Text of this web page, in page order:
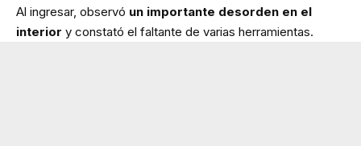
Al ingresar, observó un importante desorden en el
interior y constató el faltante de varias herramientas.